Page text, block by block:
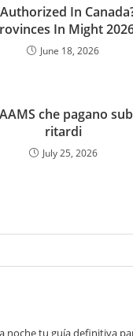
In
In Might
June 18, 2026
che pagano
ritardi
July 25, 2026
noche tu guía definitiva